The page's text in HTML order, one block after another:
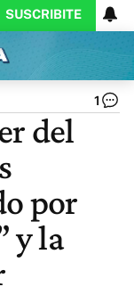
SUSCRIBITE
Opinión
Educación
Turismo
Reperfilar
Caras
Vivo
1
del
por
y la